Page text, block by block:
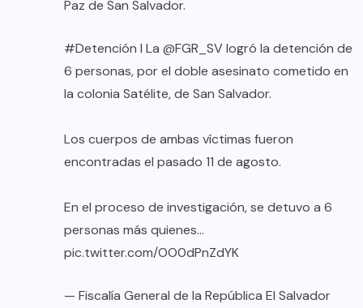
Paz de San Salvador.
#Detención I La @FGR_SVlogró la detención de
6 personas, por el doble asesinato cometido en
la colonia Satélite, de San Salvador.
Los cuerpos de ambas víctimas fueron
encontradas el pasado 11 de agosto.
En el proceso de investigación, se detuvo a 6
personas más quienes…
pic.twitter.com/OO0dPnZdYK
— Fiscalía General de la República El Salvador